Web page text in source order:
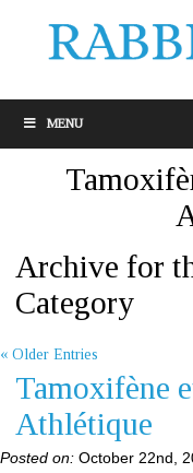
MENU
Archive for
Category
« Older Entries
Tamoxifène
Athlétique
Posted on: October 22nd,